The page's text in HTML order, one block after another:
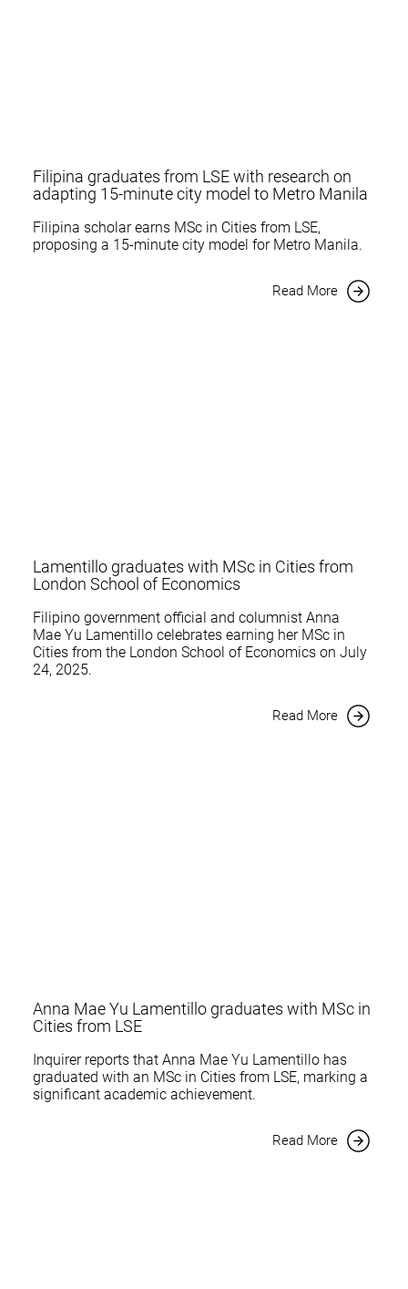
Filipina graduates from LSE with research on
adapting 15-minute city model to Metro Manila
Filipina scholar earns MSc in Cities from LSE,
proposing a 15-minute city model for Metro Manila.
Read More
Lamentillo graduates with MSc in Cities from
London School of Economics
Filipino government official and columnist Anna
Mae Yu Lamentillo celebrates earning her MSc in
Cities from the London School of Economics on July
24, 2025.
Read More
Anna Mae Yu Lamentillo graduates with MSc in
Cities from LSE
Inquirer reports that Anna Mae Yu Lamentillo has
graduated with an MSc in Cities from LSE, marking a
significant academic achievement.
Read More